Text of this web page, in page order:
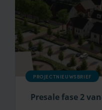
PROJECTNIEUWSBRIEF
Presale fase 2